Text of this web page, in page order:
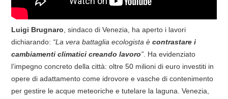
Luigi Brugnaro, sindaco di Venezia, ha aperto i lavori
dichiarando: “La vera battaglia ecologista è contrastare i
cambiamenti climatici creando lavoro”. Ha evidenziato
l’impegno concreto della città: oltre 50 milioni di euro investiti in
opere di adattamento come idrovore e vasche di contenimento
per gestire le acque meteoriche e tutelare la laguna. Venezia,